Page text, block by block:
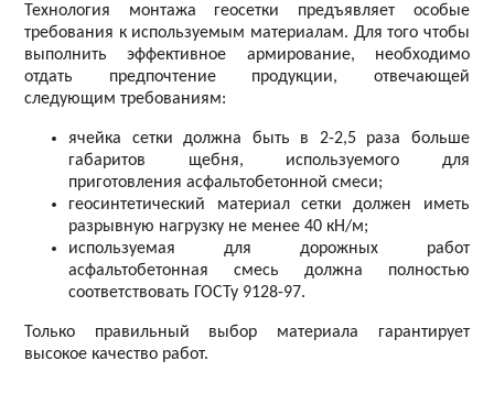
Технология монтажа геосетки предъявляет особые
требования к используемым материалам. Для того чтобы
выполнить эффективное армирование, необходимо
отдать предпочтение продукции, отвечающей
следующим требованиям:
ячейка сетки должна быть в 2-2,5 раза больше
габаритов щебня, используемого для
приготовления асфальтобетонной смеси;
геосинтетический материал сетки должен иметь
разрывную нагрузку не менее 40 кН/м;
используемая для дорожных работ
асфальтобетонная смесь должна полностью
соответствовать ГОСТу 9128-97.
Только правильный выбор материала гарантирует
высокое качество работ.